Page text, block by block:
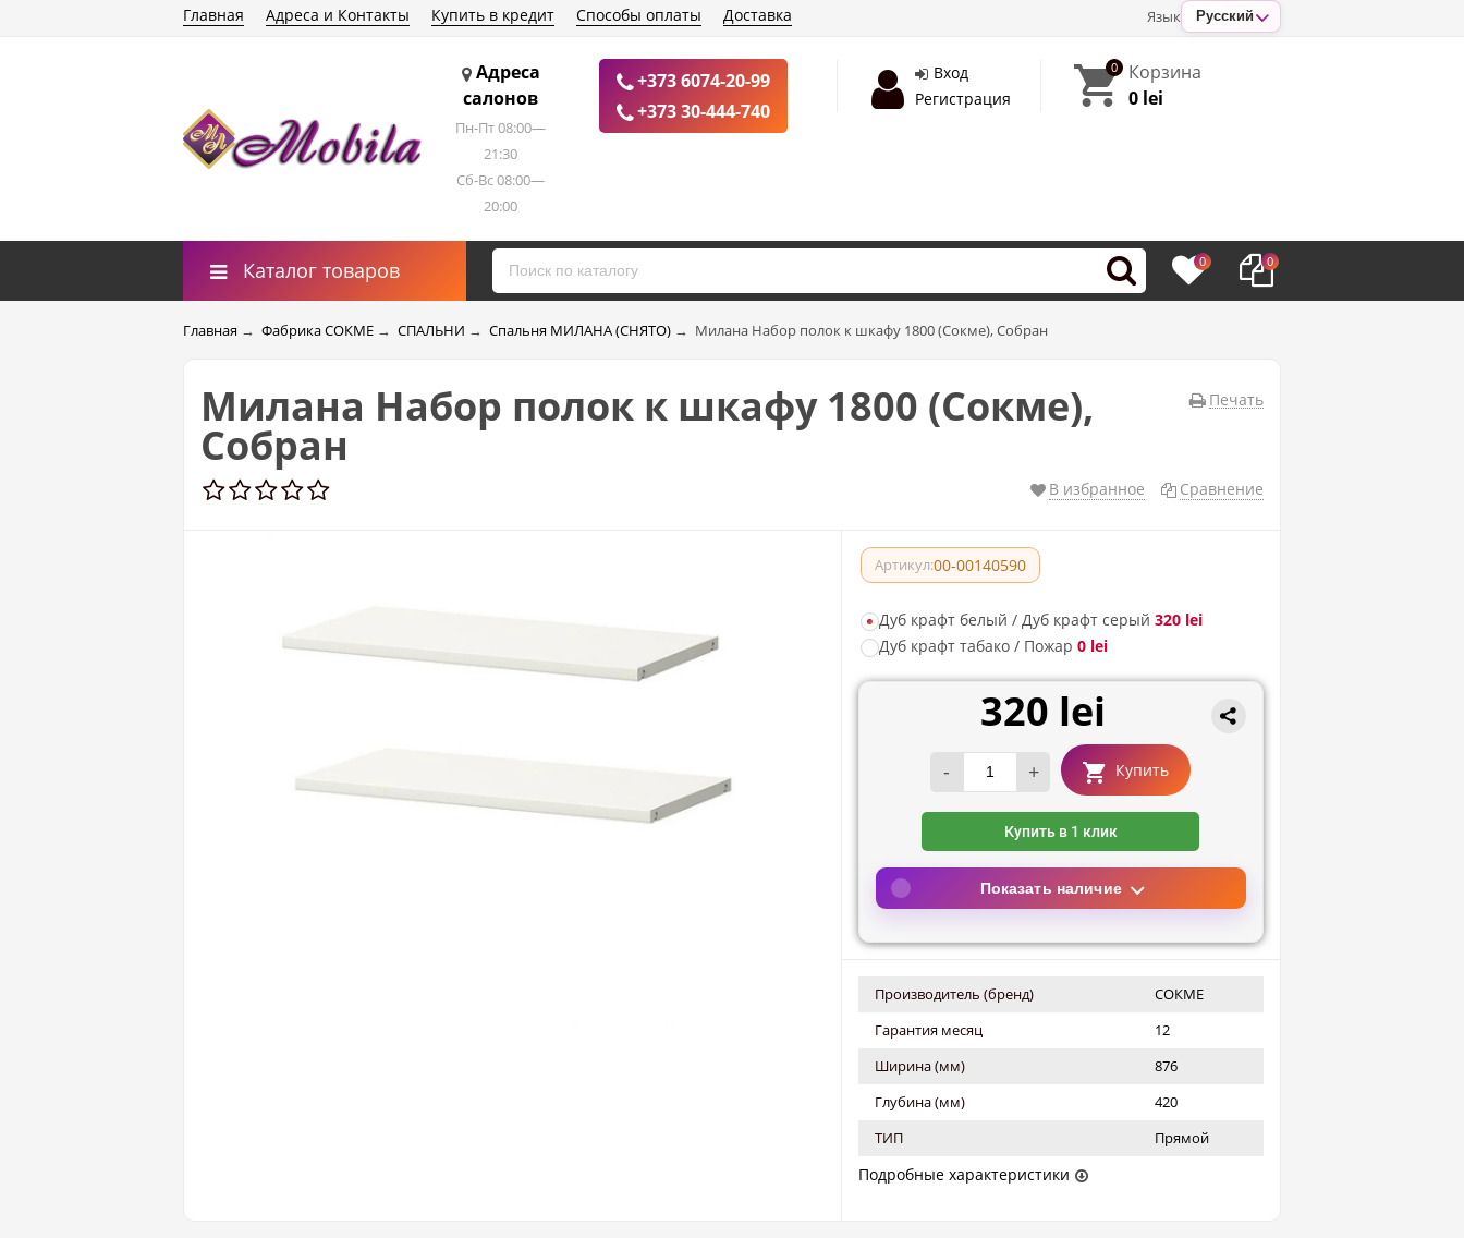
Язык Русский
Главная Адреса и Контакты Купить в кредит Способы оплаты Доставка
Адреса
салонов
Пн-Пт 08:00—
21:30
Сб-Вс 08:00—
20:00
+373 6074-20-99
+373 30-444-740
Вход
Регистрация
0
Корзина
0 lei
Каталог товаров 0 0
Главная → Фабрика СОКМЕ → СПАЛЬНИ → Спальня МИЛАНА (СНЯТО) → Милана Набор полок к шкафу 1800 (Сокме), Собран
Печать
Милана Набор полок к шкафу 1800 (Сокме),
Собран
В избранное Сравнение
Артикул:00-00140590
Дуб крафт белый / Дуб крафт серый 320 lei
Дуб крафт табако / Пожар 0 lei
320 lei
- + Купить
Купить в 1 клик
Показать наличие
Производитель (бренд)
СОКМЕ
Гарантия месяц
12
Ширина (мм)
876
Глубина (мм)
420
ТИП
Прямой
Подробные характеристики